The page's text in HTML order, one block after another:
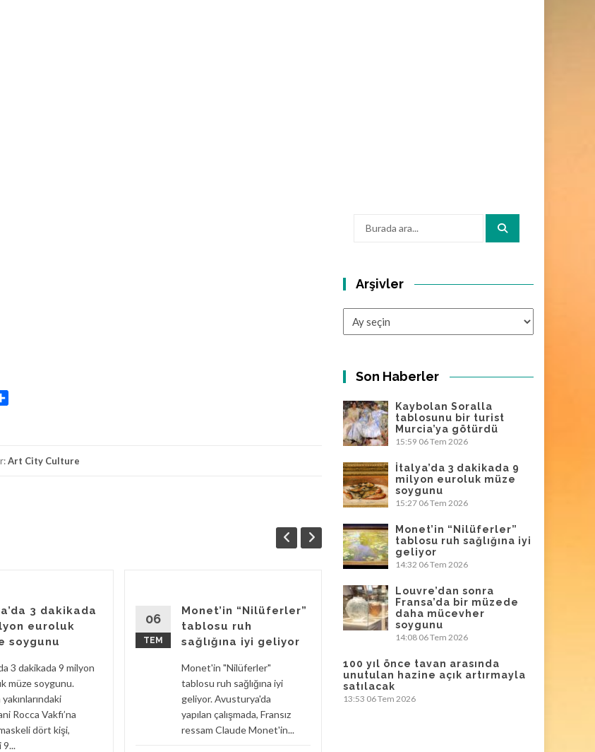
Art City Culture
3 dakikada
euroluk
soygunu
3 dakikada 9 milyon
müze soygunu.
Rocca Vakfı’na
dört kişi,
9...
06
TEM
Monet’in “Nilüferler”
tablosu ruh
sağlığına iyi geliyor
Monet'in "Nilüferler"
tablosu ruh sağlığına iyi
geliyor. Avusturya'da
yapılan çalışmada, Fransız
ressam Claude Monet'in...
06
TEM
Louvre’dan sonra
Fransa’da bir
müzede daha
Louvre’dan sonra Fransa’da
bir müzede daha mücevher
soygunu. Fransız lüks cam
Arşivler
Son Haberler
Kaybolan Soralla
tablosunu bir turist
Murcia’ya götürdü
15:59 06 Tem 2026
İtalya’da 3 dakikada 9
milyon euroluk müze
soygunu
15:27 06 Tem 2026
Monet’in “Nilüferler”
tablosu ruh sağlığına iyi
geliyor
14:32 06 Tem 2026
Louvre’dan sonra
Fransa’da bir müzede
daha mücevher
soygunu
14:08 06 Tem 2026
100 yıl önce tavan arasında
unutulan hazine açık artırmayla
satılacak
13:53 06 Tem 2026